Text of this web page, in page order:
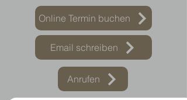
Online Termin buchen
Email schreiben
Anrufen